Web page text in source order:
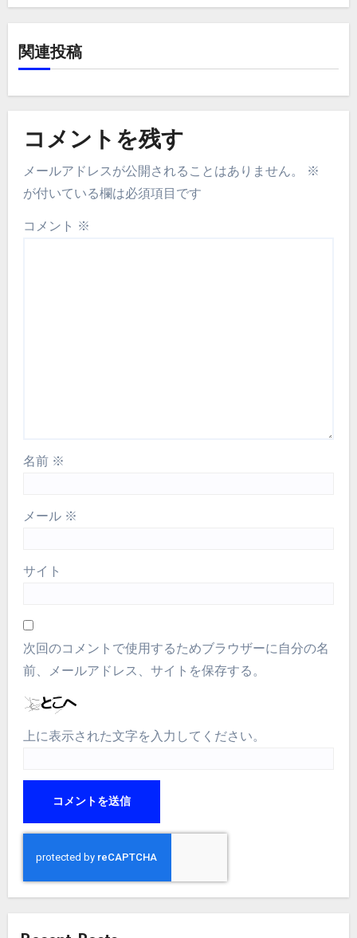
関連投稿
コメントを残す
メールアドレスが公開されることはありません。
※
が付いている欄は必須項目です
コメント ※
名前 ※
メール ※
サイト
次回のコメントで使用するためブラウザーに自分の名
前、メールアドレス、サイトを保存する。
上に表示された文字を入力してください。